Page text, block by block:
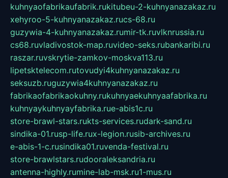
kuhnyaofabrikaufabrik.rukitubeu-2-kuhnyanazakaz.ru
xehyroo-5-kuhnyanazakaz.rucs-68.ru
guzywia-4-kuhnyanazakaz.rumir-tk.ruvlknrussia.ru
cs68.ruvladivostok-map.ruvideo-seks.rubankaribi.ru
raszar.ruvskrytie-zamkov-moskva113.ru
lipetsktelecom.rutovudyi4kuhnyanazakaz.ru
seksuzb.ruguzywia4kuhnyanazakaz.ru
fabrikaofabrikaokuhny.rukuhnyaekuhnyaafabrika.ru
kuhnyaykuhnyayfabrika.rue-abis1c.ru
store-brawl-stars.rukts-services.rudark-sand.ru
sindika-01.rusp-life.rux-legion.rusib-archives.ru
e-abis-1-c.rusindika01.ruvenda-festival.ru
store-brawlstars.rudooraleksandria.ru
antenna-highly.rumine-lab-msk.ru1-mus.ru